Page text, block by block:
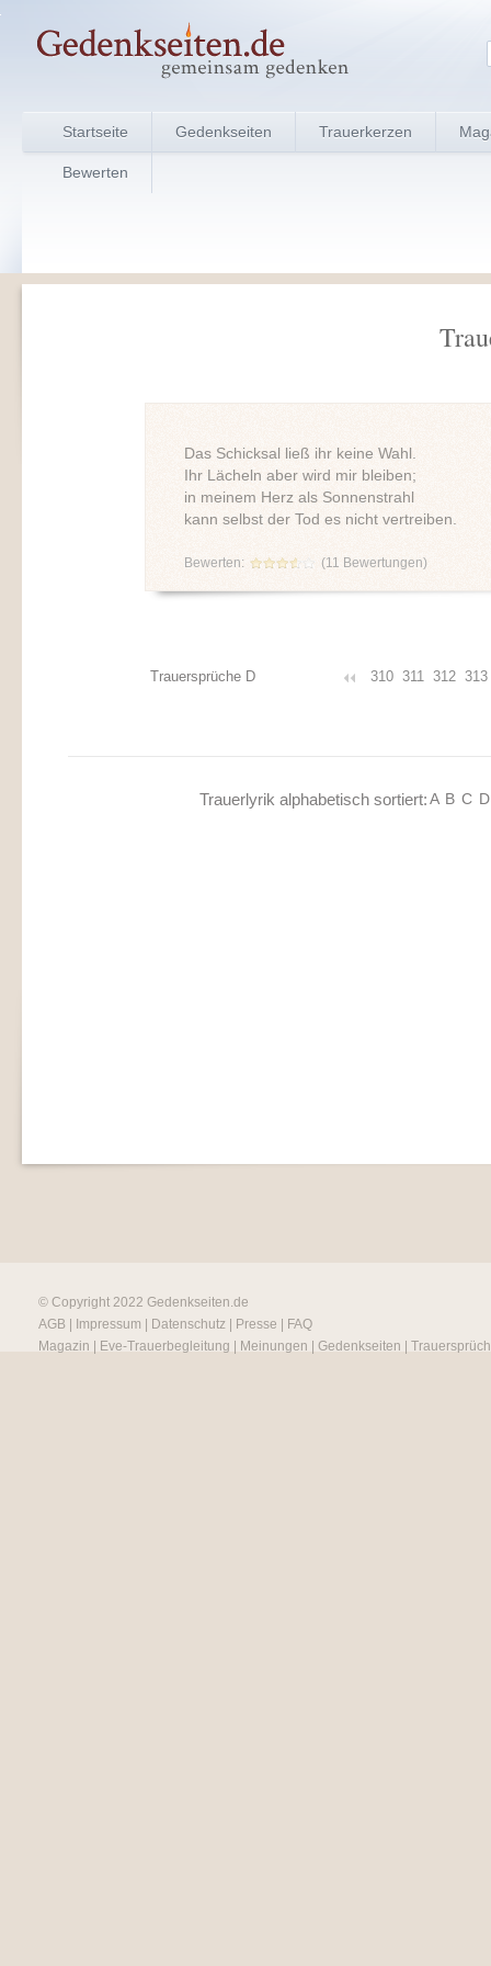
Startseite Gedenkseiten Trauerkerzen
Bewerten
Das Schicksal ließ ihr keine Wahl.
Ihr Lächeln aber wird mir bleiben;
in meinem Herz als Sonnenstrahl
kann selbst der Tod es nicht vertreiben.
Bewerten: (11 Bewertungen)
Trauersprüche D 310 311 312 313
Trauerlyrik alphabetisch sortiert:A B C D
© Copyright 2022 Gedenkseiten.de
AGB
Impressum Datenschutz Presse
FAQ
Magazin
Eve-Trauerbegleitung Meinungen Gedenkseiten